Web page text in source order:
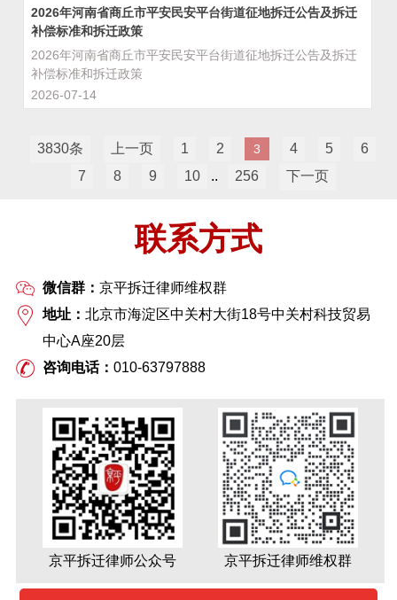
2026年河南省商丘市平安民安平台街道征地拆迁公告及拆迁
补偿标准和拆迁政策
2026年河南省商丘市平安民安平台街道征地拆迁公告及拆迁
补偿标准和拆迁政策
2026-07-14
3830条 上一页 1 2 3 4 5
6
7
8 9 10 .. 256 下一页
联系方式
微信群： 京平拆迁律师维权群
地址： 北京市海淀区中关村大街18号中关村科技贸易
中心A座20层
咨询电话： 010-63797888
京平拆迁律师公众号 京平拆迁律师维权群